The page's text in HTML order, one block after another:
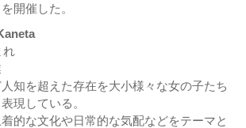
開催した。
れ
知を超えた存在を大小様々な女の子たち
現している。
的な文化や日常的な気配などをテーマと